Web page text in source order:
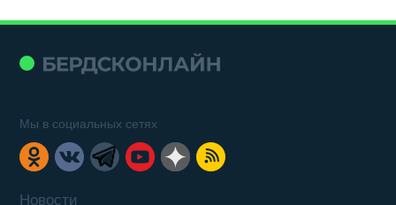
Новости
Мы в социальных сетях